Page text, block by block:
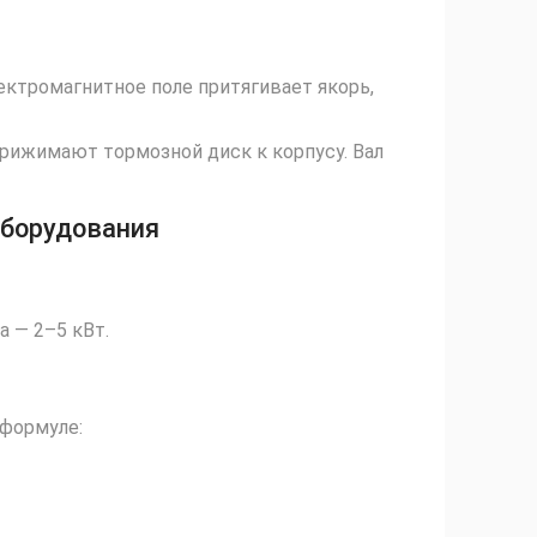
поле притягивает якорь,
тормозной диск к корпусу. Вал
— 2–5 кВт.